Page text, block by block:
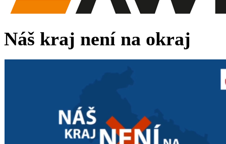
Náš kraj není na okraj